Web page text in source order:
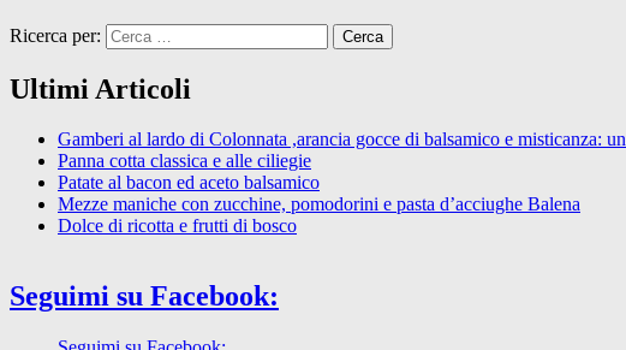
Ricerca per:
Ultimi Articoli
Gamberi al lardo di Colonnata ,arancia gocce di balsamico e misticanza:
Panna cotta classica e alle ciliegie
Patate al bacon ed aceto balsamico
Mezze maniche con zucchine, pomodorini e pasta d’acciughe Balena
Dolce di ricotta e frutti di bosco
Seguimi su Facebook: